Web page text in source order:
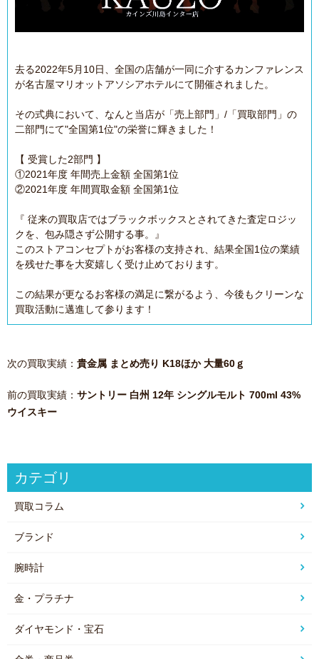
去る2022年5月10日、全国の店舗が一同に介するカンファレンス
が名古屋マリオットアソシアホテルにて開催されました。
その式典において、なんと当店が「売上部門」/「買取部門」の
二部門にて"全国第1位"の栄誉に輝きました！
【 受賞した2部門 】
①2021年度 年間売上金額 全国第1位
②2021年度 年間買取金額 全国第1位
『 従来の買取店ではブラックボックスとされてきた査定ロジッ
クを、包み隠さず公開する事。』
このストアコンセプトがお客様の支持され、結果全国1位の業績
を残せた事を大変嬉しく受け止めております。
この結果が更なるお客様の満足に繋がるよう、今後もクリーンな
買取活動に邁進して参ります！
次の買取実績： 貴金属 まとめ売り K18ほか 大量60ｇ
前の買取実績： サントリー 白州 12年 シングルモルト 700ml 43%
ウイスキー
カテゴリ
買取コラム
ブランド
腕時計
金・プラチナ
ダイヤモンド・宝石